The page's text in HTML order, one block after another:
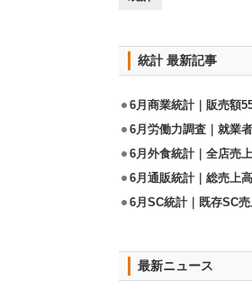
統計 最新記事
6月商業統計｜販売額
6月労働力調査｜就業
6月外食統計｜全店売
6月通販統計｜総売上
6月SC統計｜既存SC
最新ニュース